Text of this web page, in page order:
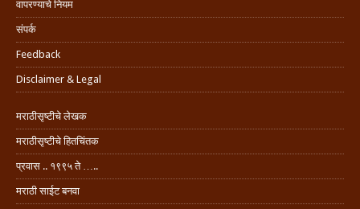
वापरण्याचे नियम
संपर्क
Feedback
Disclaimer & Legal
मराठीसृष्टीचे लेखक
मराठीसृष्टीचे हितचिंतक
प्रवास .. १९९५ ते …..
मराठी साईट बनवा